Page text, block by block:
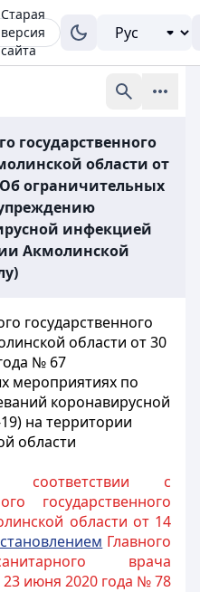
Старая
версия
сайта
государственного
области от
ограничительных
инфекцией
Акмолинской
государственного
области от 30
№ 67
мероприятиях по
коронавирусной
на территории
области
с
государственного
области от 14
Главного
врача
июня 2020 года № 78